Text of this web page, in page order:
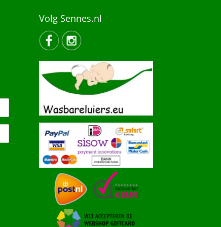
Volg Sennes.nl